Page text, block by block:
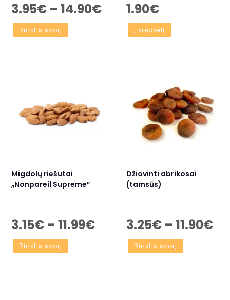
3.95€ – 14.90€
Rinktis svorį
1.90€
Į krepšelį
Migdolų riešutai
„Nonpareil Supreme”
3.15€ – 11.99€
Rinktis svorį
Džiovinti abrikosai
(tamsūs)
3.25€ – 11.90€
Rinktis svorį